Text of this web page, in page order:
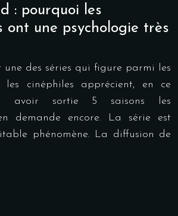
: pourquoi les
ont une psychologie très
une des séries qui figure parmi les
les cinéphiles apprécient, en ce
avoir sortie 5 saisons les
demande encore. La série est
phénomène. La diffusion de